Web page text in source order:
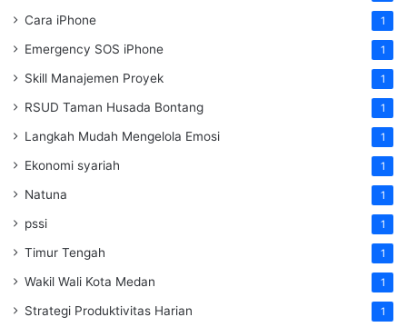
Cara iPhone 1
Emergency SOS iPhone 1
Skill Manajemen Proyek 1
RSUD Taman Husada Bontang 1
Langkah Mudah Mengelola Emosi 1
Ekonomi syariah 1
Natuna 1
pssi 1
Timur Tengah 1
Wakil Wali Kota Medan 1
Strategi Produktivitas Harian 1